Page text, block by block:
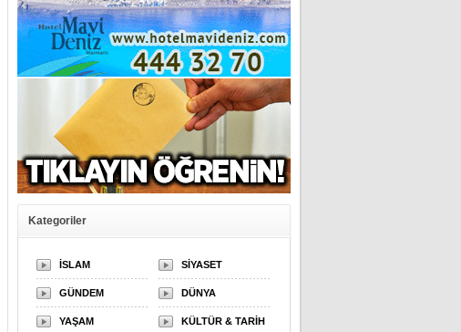
Kategoriler
İSLAM SİYASET
GÜNDEM DÜNYA
YAŞAM KÜLTÜR & TARİH